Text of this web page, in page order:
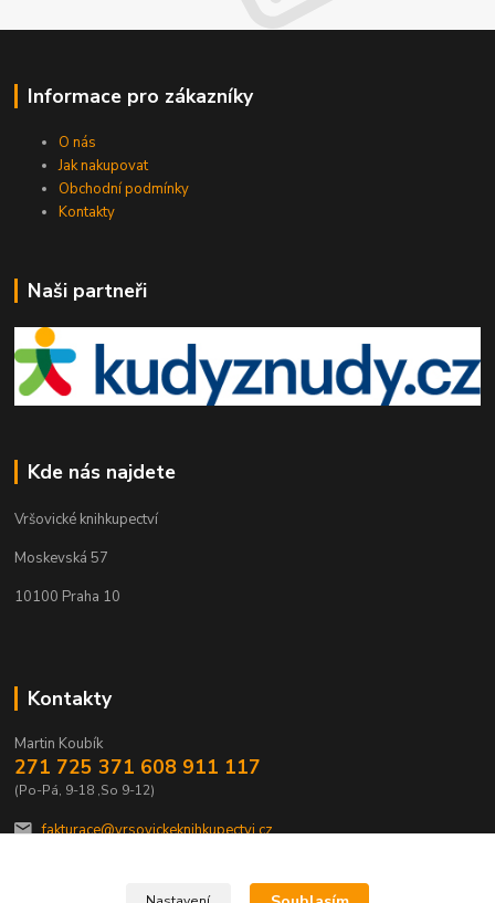
Informace pro zákazníky
O nás
Jak nakupovat
Obchodní podmínky
Kontakty
Naši partneři
Kde nás najdete
Vršovické knihkupectví
Moskevská 57
10100 Praha 10
Kontakty
Martin Koubík
271 725 371 608 911 117
(Po-Pá, 9-18 ,So 9-12)
fakturace@vrsovickeknihkupectvi.cz